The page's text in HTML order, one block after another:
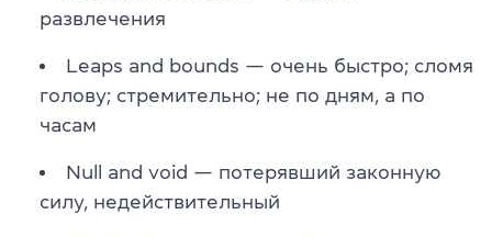
развлечения
Leaps and bounds — очень быстро; сломя
голову; стремительно; не по дням, а по
часам
Null and void — потерявший законную
силу, недействительный